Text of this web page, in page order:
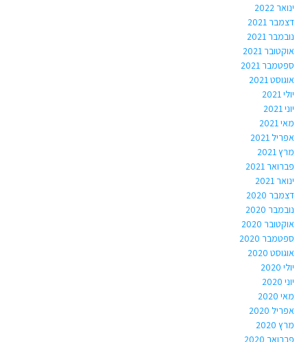
ינואר 2022
דצמבר 2021
נובמבר 2021
אוקטובר 2021
ספטמבר 2021
אוגוסט 2021
יולי 2021
יוני 2021
מאי 2021
אפריל 2021
מרץ 2021
פברואר 2021
ינואר 2021
דצמבר 2020
נובמבר 2020
אוקטובר 2020
ספטמבר 2020
אוגוסט 2020
יולי 2020
יוני 2020
מאי 2020
אפריל 2020
מרץ 2020
פברואר 2020